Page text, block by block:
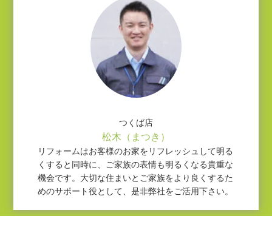
つくば店
松木（まつき）
リフォームはお客様のお家をリフレッシュして明る
くすると同時に、ご家族の表情も明るくなる貴重な
機会です。大切な住まいとご家族をより良くするた
めのサポート役として、是非弊社をご活用下さい。